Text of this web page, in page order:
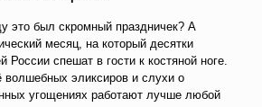
это был скромный праздничек? А
месяц, на который десятки
России спешат в гости к костяной ноге.
волшебных эликсиров и слухи о
угощениях работают лучше любой